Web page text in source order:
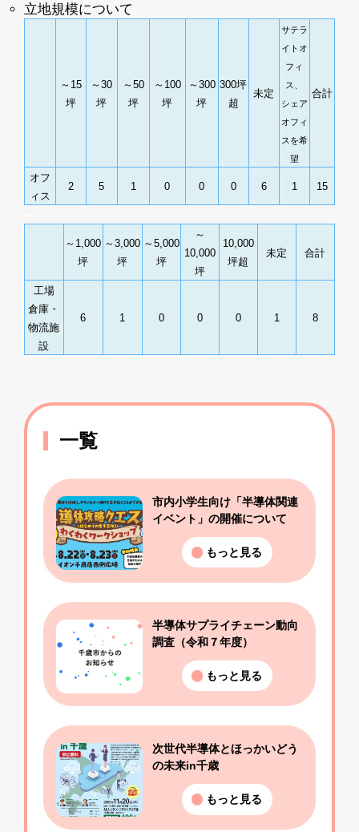
立地規模について
～15
坪
～30
坪
～50
坪
～100
坪
～300
坪
300坪
超
未定
サテラ
イトオ
フィ
ス、
シェア
オフィ
スを希
望
合計
オフ
ィス
2 5 1 0 0 0 6 1 15
～1,000
坪
～3,000
坪
～5,000
坪
～
10,000
坪
10,000
坪超
未定 合計
工場
倉庫・
物流施
設
6 1 0 0 0 1 8
一覧
市内小学生向け「半導体関連
イベント」の開催について
もっと見る
半導体サプライチェーン動向
調査（令和７年度）
もっと見る
次世代半導体とほっかいどう
の未来in千歳
もっと見る